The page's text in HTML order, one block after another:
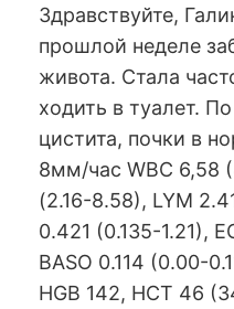
Здравствуйте,
прошлой неделе
живота. Стала
ходить в туалет.
цистита, почки в
8мм/час WBC 6,58
(2.16-8.58), LYM
0.421 (0.135-1.21),
BASO 0.114 (0.00-
HGB 142, HCT 46